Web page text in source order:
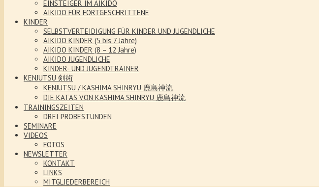
EINSTEIGER IM AIKIDO
AIKIDO FÜR FORTGESCHRITTENE
KINDER
SELBSTVERTEIDIGUNG FÜR KINDER UND JUGENDLICHE
AIKIDO KINDER (5 bis 7 Jahre)
AIKIDO KINDER (8 – 12 Jahre)
AIKIDO JUGENDLICHE
KINDER- UND JUGENDTRAINER
KENJUTSU 剣術
KENJUTSU / KASHIMA SHINRYU 鹿島神流
DIE KATAS VON KASHIMA SHINRYU 鹿島神流
TRAININGSZEITEN
DREI PROBESTUNDEN
SEMINARE
VIDEOS
FOTOS
NEWSLETTER
KONTAKT
LINKS
MITGLIEDERBEREICH